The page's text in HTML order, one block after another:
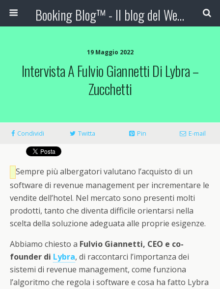
Booking Blog™ - Il blog del Web Marketing Turistico
19 Maggio 2022
Intervista A Fulvio Giannetti Di Lybra –
Zucchetti
Condividi Twitta Pin E-mail
Sempre più albergatori valutano l’acquisto di un
software di revenue management per incrementare le
vendite dell’hotel. Nel mercato sono presenti molti
prodotti, tanto che diventa difficile orientarsi nella
scelta della soluzione adeguata alle proprie esigenze.
Abbiamo chiesto a Fulvio Giannetti, CEO e co-
founder di Lybra, di raccontarci l’importanza dei
sistemi di revenue management, come funziona
l’algoritmo che regola i software e cosa ha fatto Lybra